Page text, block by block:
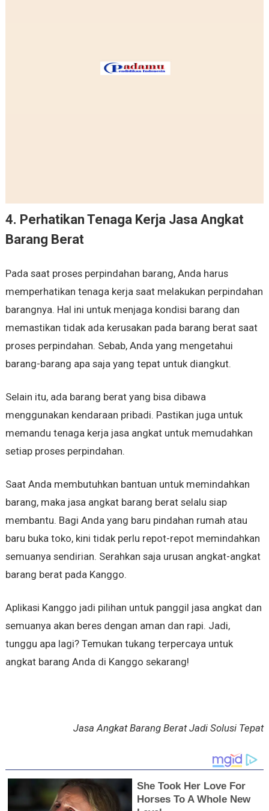
4. Perhatikan Tenaga Kerja Jasa Angkat
Barang Berat
Pada saat proses perpindahan barang, Anda harus
memperhatikan tenaga kerja saat melakukan perpindahan
barangnya. Hal ini untuk menjaga kondisi barang dan
memastikan tidak ada kerusakan pada barang berat saat
proses perpindahan. Sebab, Anda yang mengetahui
barang-barang apa saja yang tepat untuk diangkut.
Selain itu, ada barang berat yang bisa dibawa
menggunakan kendaraan pribadi. Pastikan juga untuk
memandu tenaga kerja jasa angkat untuk memudahkan
setiap proses perpindahan.
Saat Anda membutuhkan bantuan untuk memindahkan
barang, maka jasa angkat barang berat selalu siap
membantu. Bagi Anda yang baru pindahan rumah atau
baru buka toko, kini tidak perlu repot-repot memindahkan
semuanya sendirian. Serahkan saja urusan angkat-angkat
barang berat pada Kanggo.
Aplikasi Kanggo jadi pilihan untuk panggil jasa angkat dan
semuanya akan beres dengan aman dan rapi. Jadi,
tunggu apa lagi? Temukan tukang terpercaya untuk
angkat barang Anda di Kanggo sekarang!
Jasa Angkat Barang Berat Jadi Solusi Tepat